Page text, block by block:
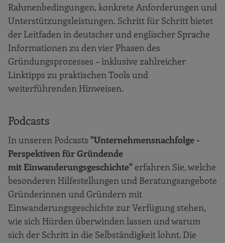
Rahmenbedingungen, konkrete Anforderungen und
Unterstützungsleistungen. Schritt für Schritt bietet
der Leitfaden in deutscher und englischer Sprache
Informationen zu den vier Phasen des
Gründungsprozesses – inklusive zahlreicher
Linktipps zu praktischen Tools und
weiterführenden Hinweisen.
Podcasts
In unseren Podcasts "Unternehmensnachfolge -
Perspektiven für Gründende
mit Einwanderungsgeschichte" erfahren Sie, welche
besonderen Hilfestellungen und Beratungsangebote
Gründerinnen und Gründern mit
Einwanderungsgeschichte zur Verfügung stehen,
wie sich Hürden überwinden lassen und warum
sich der Schritt in die Selbständigkeit lohnt. Die